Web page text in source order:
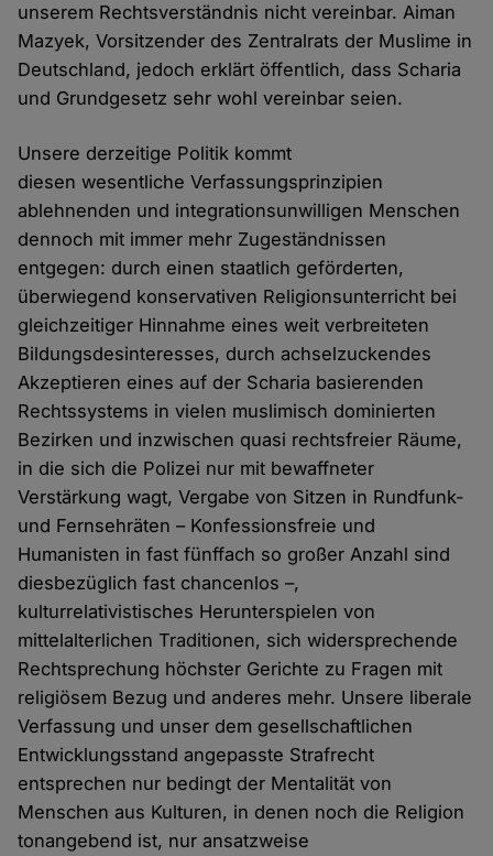
unserem Rechtsverständnis nicht vereinbar. Aiman
Mazyek, Vorsitzender des Zentralrats der Muslime in
Deutschland, jedoch erklärt öffentlich, dass Scharia
und Grundgesetz sehr wohl vereinbar seien.
Unsere derzeitige Politik kommt
diesen wesentliche Verfassungsprinzipien
ablehnenden und integrationsunwilligen Menschen
dennoch mit immer mehr Zugeständnissen
entgegen: durch einen staatlich geförderten,
überwiegend konservativen Religionsunterricht bei
gleichzeitiger Hinnahme eines weit verbreiteten
Bildungsdesinteresses, durch achselzuckendes
Akzeptieren eines auf der Scharia basierenden
Rechtssystems in vielen muslimisch dominierten
Bezirken und inzwischen quasi rechtsfreier Räume,
in die sich die Polizei nur mit bewaffneter
Verstärkung wagt, Vergabe von Sitzen in Rundfunk-
und Fernsehräten – Konfessionsfreie und
Humanisten in fast fünffach so großer Anzahl sind
diesbezüglich fast chancenlos –,
kulturrelativistisches Herunterspielen von
mittelalterlichen Traditionen, sich widersprechende
Rechtsprechung höchster Gerichte zu Fragen mit
religiösem Bezug und anderes mehr. Unsere liberale
Verfassung und unser dem gesellschaftlichen
Entwicklungsstand angepasste Strafrecht
entsprechen nur bedingt der Mentalität von
Menschen aus Kulturen, in denen noch die Religion
tonangebend ist, nur ansatzweise